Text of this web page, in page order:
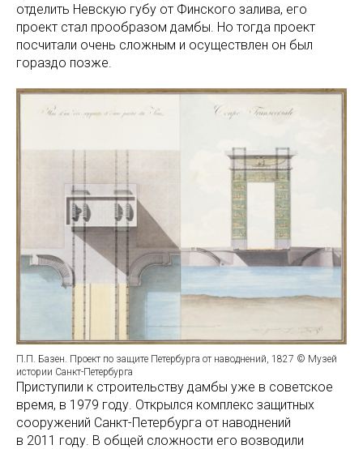
отделить Невскую губу от Финского залива, его
проект стал прообразом дамбы. Но тогда проект
посчитали очень сложным и осуществлен он был
гораздо позже.
П.П. Базен. Проект по защите Петербурга от наводнений, 1827 © Музей
истории Санкт-Петербурга
Приступили к строительству дамбы уже в советское
время, в 1979 году. Открылся комплекс защитных
сооружений Санкт-Петербурга от наводнений
в 2011 году. В общей сложности его возводили